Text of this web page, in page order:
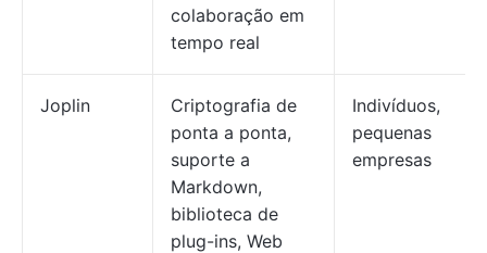
colaboração em
tempo real
Joplin
Criptografia de
ponta a ponta,
suporte a
Markdown,
biblioteca de
plug-ins, Web
Indivíduos,
pequenas
empresas